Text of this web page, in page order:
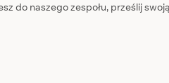
do naszego zespołu, prześlij